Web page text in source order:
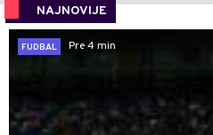
NAJNOVIJE
FUDBAL
Pre 4 min